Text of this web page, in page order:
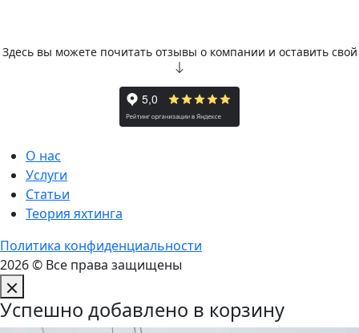
Здесь вы можете почитать отзывы о компании и оставить свой
О нас
Услуги
Статьи
Теория яхтинга
Политика конфиденциальности
2026 © Все права защищены
Успешно добавлено в корзину